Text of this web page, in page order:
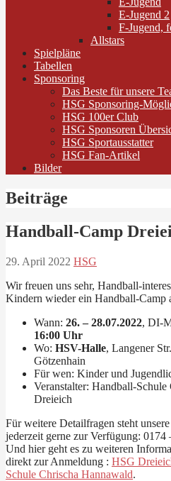
E-Jugend 2
F-Jugend,
Allstars
Spielpläne
Tabellen
Sponsoring
Das Beste für unsere
HSG Sponsoring-
HSG 100er Club
HSG Sponsoren
HSG Sportausstatter
HSG Fan-Artikel
Bilder
Beiträge
Handball-Camp
29. April 2022 HSG
Wir freuen uns sehr, Handball-
Kindern wieder ein Handball-Camp
Wann: 26. – 28.07.2022, DI-
16:00 Uhr
Wo: HSV-Halle, Langener
Götzenhain
Für wen: Kinder und
Veranstalter: Handball-
Dreieich
Für weitere Detailfragen steht
jederzeit gerne zur Verfügung: 0174
Und hier geht es zu weiteren
direkt zur Anmeldung : HSG
Schule Chrischa Hannawald.